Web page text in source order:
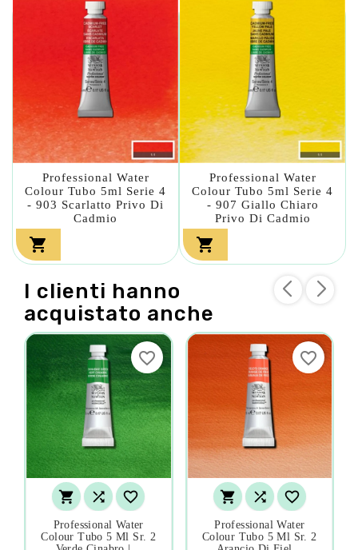
Professional Water
Colour Tubo 5ml Serie 4
- 903 Scarlatto Privo Di
Cadmio

Professional Water
Colour Tubo 5ml Serie 4
- 907 Giallo Chiaro
Privo Di Cadmio

I clienti hanno
acquistato anche
  
Professional Water
Colour Tubo 5 Ml Sr. 2
favorite_border
  
Professional Water
Colour Tubo 5 Ml Sr. 2
favorite_border